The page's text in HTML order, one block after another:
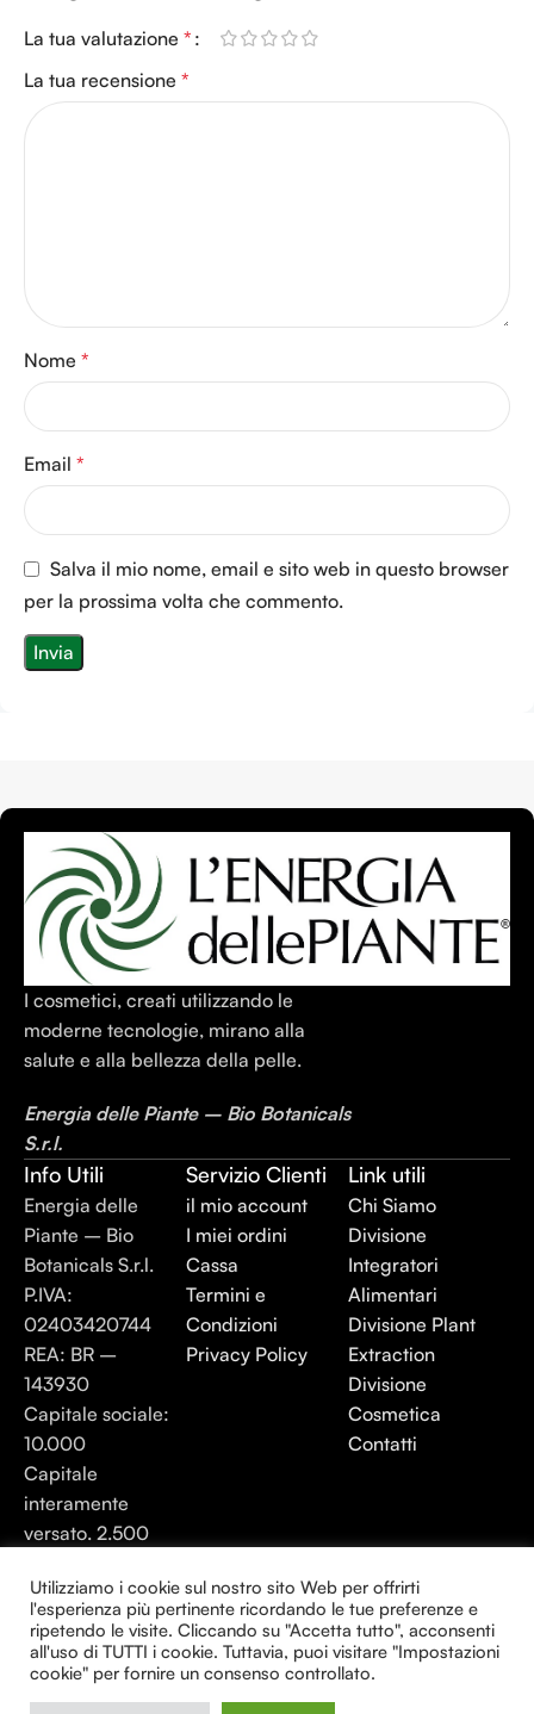
La tua valutazione *
La tua recensione *
Nome *
Email *
Salva il mio nome, email e sito web in questo browser
per la prossima volta che commento.
I cosmetici, creati utilizzando le
moderne tecnologie, mirano alla
salute e alla bellezza della pelle.
Energia delle Piante – Bio Botanicals
S.r.l.
Info Utili
Energia delle
Piante – Bio
Botanicals S.r.l.
P.IVA:
02403420744
REA: BR –
143930
Capitale sociale:
10.000
Capitale
interamente
versato. 2.500
Servizio Clienti
il mio account
I miei ordini
Cassa
Termini e
Condizioni
Privacy Policy
Link utili
Chi Siamo
Divisione
Integratori
Alimentari
Divisione Plant
Extraction
Divisione
Cosmetica
Contatti
Energia elle Piante 2025 - Tutti i diritti
riservati.
Creato da Consulenza24H
Utilizziamo i cookie sul nostro sito Web per offrirti
l'esperienza più pertinente ricordando le tue preferenze e
ripetendo le visite. Cliccando su "Accetta tutto", acconsenti
all'uso di TUTTI i cookie. Tuttavia, puoi visitare "Impostazioni
cookie" per fornire un consenso controllato.